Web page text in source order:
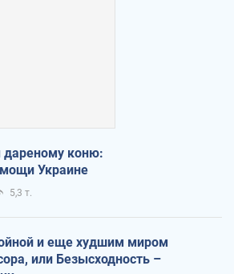
коню:
Украине
5,3 т.
и еще худшим миром
или Безысходность –